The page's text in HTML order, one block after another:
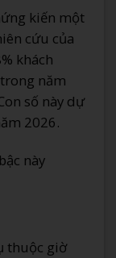
kiến một
cứu của
khách
năm
số này dự
2026.
này
thuộc giờ